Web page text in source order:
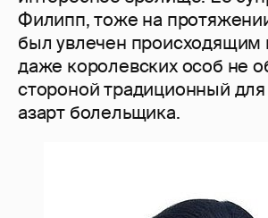
Филипп, тоже на
был увлечен происходящим
даже королевских особ не
стороной традиционный
азарт болельщика.